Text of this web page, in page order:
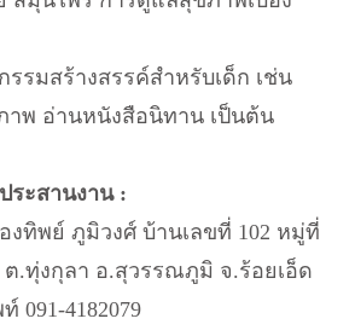
สร้างสรรค์สำหรับเด็ก เช่น
าพ อ่านหนังสือนิทาน เป็นต้น
ระสานงาน :
ย์ ภูมิวงศ์ บ้านเลขที่ 102 หมู่ที่
.ทุ่งกุลา อ.สุวรรณภูมิ จ.ร้อยเอ็ด
091-4182079